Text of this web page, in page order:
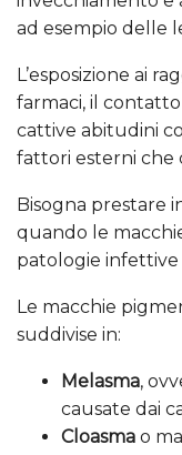
ad esempio delle
L’esposizione ai
farmaci, il
cattive abitudini
fattori esterni che
Bisogna prestare
quando le
patologie
Le macchie
suddivise in:
Melasma,
causate dai
Cloasma o